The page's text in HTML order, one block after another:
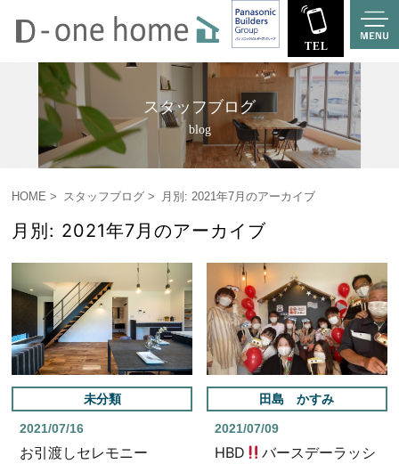
スタッフブログ
blog
HOME スタッフブログ 月別: 2021年7月のアーカイブ
月別: 2021年7月のアーカイブ
未分類
2021/07/16
お引渡しセレモニー
田島 かすみ
2021/07/09
HBD
バースデーラッシ